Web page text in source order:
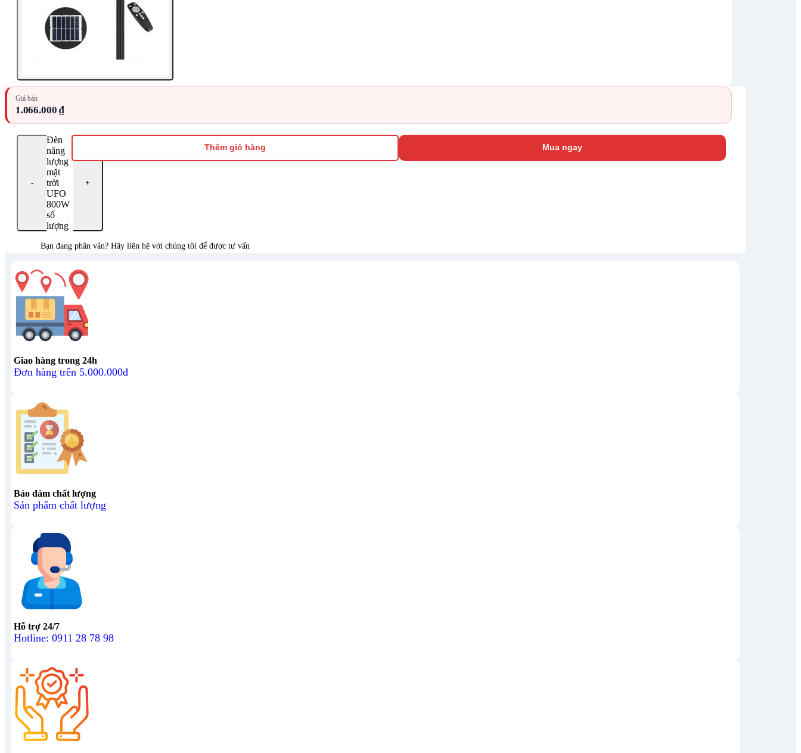
Giá bán
1.066.000 ₫
Đèn
năng
lượng
mặt
trời
UFO
800W
số
lượng
Thêm giỏ hàng Mua ngay
Bạn đang phân vân? Hãy liên hệ với chúng tôi để được tư vấn
Giao hàng trong 24h
Đơn hàng trên 5.000.000đ
Bảo đảm chất lượng
Sản phẩm chất lượng
Hỗ trợ 24/7
Hotline: 0911 28 78 98